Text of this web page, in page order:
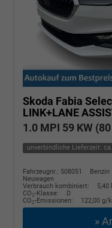
Skoda Fabia
LINK+LANE
1.0 MPI 59 KW
unverbindliche Lieferzeit:
Fahrzeugnr.: 508051
Benzin
Neuwagen
Verbrauch kombiniert:
5,40
CO2-Klasse:
D
CO2-Emissionen: 122,00 g/
»